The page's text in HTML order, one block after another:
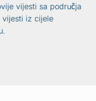
vijesti sa područja
vijesti iz cijele